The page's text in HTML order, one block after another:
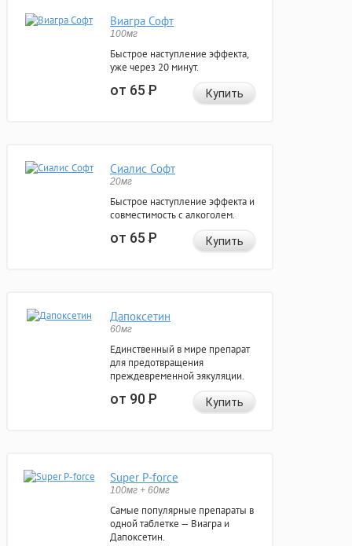
Виагра Софт
100мг
Быстрое наступление эффекта,
уже через 20 минут.
от 65Р Купить
Сиалис Софт
20мг
Быстрое наступление эффекта и
совместимость с алкоголем.
от 65Р Купить
Дапоксетин
60мг
Единственный в мире препарат
для предотвращения
преждевременной эякуляции.
от 90Р Купить
Super P-force
100мг + 60мг
Самые популярные препараты в
одной таблетке — Виагра и
Дапоксетин.